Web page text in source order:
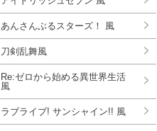
あんさんぶるスターズ！ 風
刀剣乱舞風
Re:ゼロから始める異世界生活
風
ラブライブ! サンシャイン!! 風